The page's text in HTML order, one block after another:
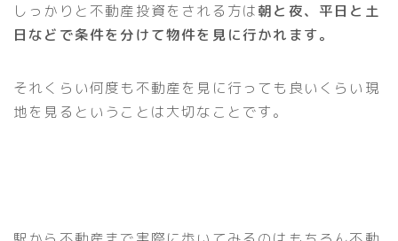
しっかりと不動産投資をされる方は朝と夜、平日と土
日などで条件を分けて物件を見に行かれます。
それくらい何度も不動産を見に行っても良いくらい現
地を見るということは大切なことです。